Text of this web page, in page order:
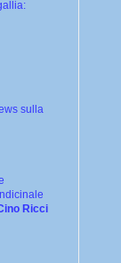
sulla
Ricci